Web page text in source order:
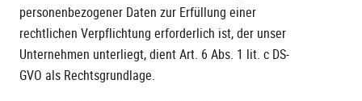
personenbezogener Daten zur Erfüllung einer
rechtlichen Verpflichtung erforderlich ist, der unser
Unternehmen unterliegt, dient Art. 6 Abs. 1 lit. c DS-
GVO als Rechtsgrundlage.